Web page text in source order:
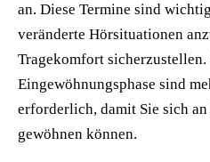
an. Diese Termine sind
veränderte Hörsituationen
Tragekomfort sicherzustellen.
Eingewöhnungsphase sind
erforderlich, damit Sie sich
gewöhnen können.